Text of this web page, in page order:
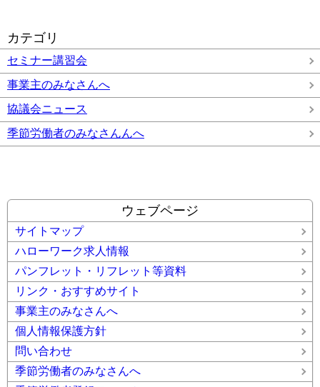
カテゴリ
セミナー講習会
事業主のみなさんへ
協議会ニュース
季節労働者のみなさんんへ
ウェブページ
サイトマップ
ハローワーク求人情報
パンフレット・リフレット等資料
リンク・おすすめサイト
事業主のみなさんへ
個人情報保護方針
問い合わせ
季節労働者のみなさんへ